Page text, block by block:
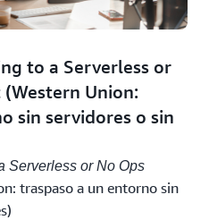
to a Serverless or
Union:
sin servidores o sin
Serverless or No Ops
traspaso a un entorno sin